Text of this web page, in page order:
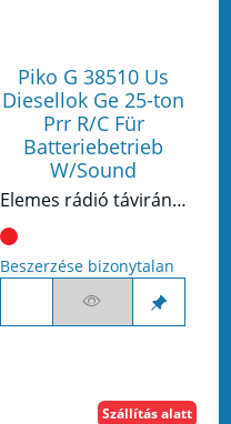
Piko G 38510 Us
Diesellok Ge 25-ton
Prr R/C Für
Batteriebetrieb
W/Sound
Elemes rádió távirányítáú dízelmozdony GE 25-Ton
Beszerzése bizonytalan
Szállítás alatt